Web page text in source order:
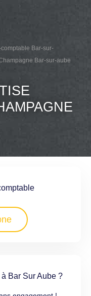
comptable Bar-sur-
Bar-sur-aube
Bar Sur Aube ?